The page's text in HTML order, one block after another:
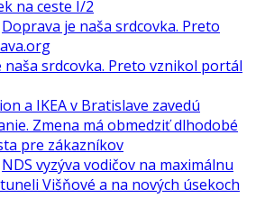
na ceste I/2
Doprava je naša srdcovka. Preto
naša srdcovka. Preto vznikol portál
a IKEA v Bratislave zavedú
Zmena má obmedziť dlhodobé
pre zákazníkov
NDS vyzýva vodičov na maximálnu
Višňové a na nových úsekoch